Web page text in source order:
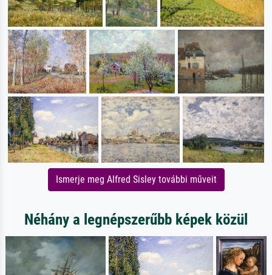
Ismerje meg Alfred Sisley további műveit
Néhány a legnépszerűbb képek közül